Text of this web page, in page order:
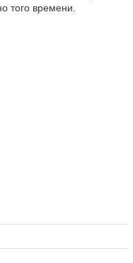
того времени.